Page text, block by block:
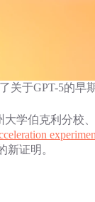
关于GPT-5的
大学伯克利分校
新证明。